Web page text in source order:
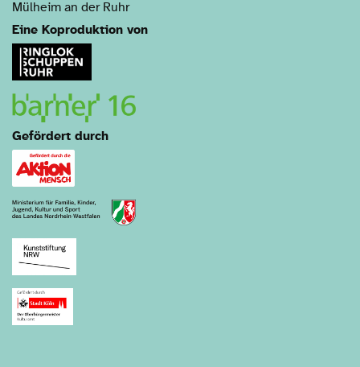
Mülheim an der Ruhr
Eine Koproduktion von
Gefördert durch